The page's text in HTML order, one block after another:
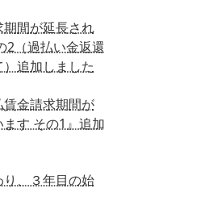
間が延長され
2（過払い金返還
追加しました
賃金請求期間が
す その1』追加
り、３年目の始